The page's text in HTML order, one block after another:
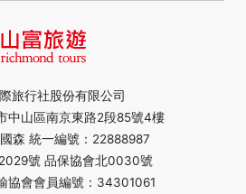
旅行社股份有限公司
中山區南京東路2段85號4樓
森 統一編號：22888987
號 品保協會北0030號
協會會員編號：34301061